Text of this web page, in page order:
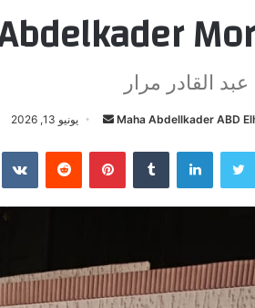
القادر مرار
Maha Abdellkader ABD
أ
س
ل
ب
د
ا
يونيو 13, 2026
تويتر لينكدإن ‏Tumblr بينتيريست ‏Reddit